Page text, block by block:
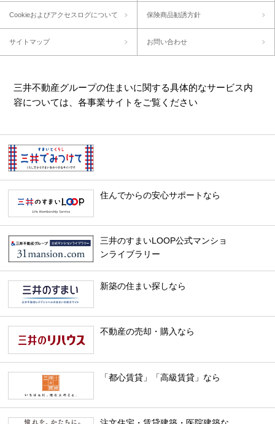
Cookieおよびアクセスログについて 保険商品勧誘方針
サイトマップ お問い合わせ
三井不動産グループの住まいに関する具体的なサービス内
容については、各事業サイトをご覧ください
住んでからの安心サポートなら
三井のすまいLOOP公式マンショ
ンライブラリー
新築の住まい探しなら
不動産の売却・購入なら
「都心賃貸」「高級賃貸」なら